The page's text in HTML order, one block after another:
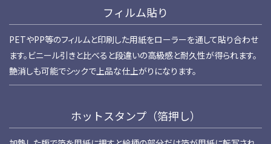
フィルム貼り
PETやPP等のフィルムと印刷した用紙をローラーを通して貼り合わせ
ます。ビニール引きと比べると段違いの高級感と耐久性が得られます。
艶消しも可能でシックで上品な仕上がりになります。
ホットスタンプ（箔押し）